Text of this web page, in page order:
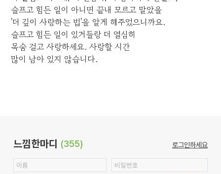
슬프고 힘든 일이 아니면 끝내 모르고 말았을
'더 깊이 사랑하는 법'을 알게 해주었으니까요.
슬프고 힘든 일이 있거들랑 더 열심히
목숨 걸고 사랑하세요. 사랑할 시간
많이 남아 있지 않습니다.
느낌한마디 (355) 로그인하세요